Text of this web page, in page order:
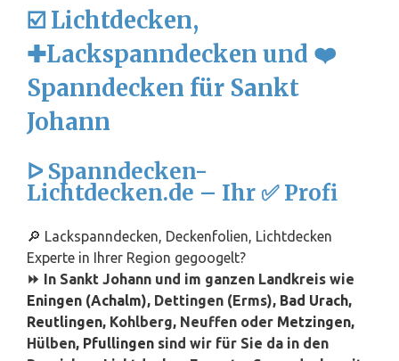
☑️ Lichtdecken,
✚Lackspanndecken und ❤️
Spanndecken für Sankt
Johann
ᐅ Spanndecken-
Lichtdecken.de – Ihr ✅ Profi
🔎 Lackspanndecken, Deckenfolien, Lichtdecken
Experte in Ihrer Region gegoogelt?
⏩ In Sankt Johann und im ganzen Landkreis wie
Eningen (Achalm), Dettingen (Erms), Bad Urach,
Reutlingen, Kohlberg, Neuffen oder Metzingen,
Hülben, Pfullingen sind wir für Sie da in den